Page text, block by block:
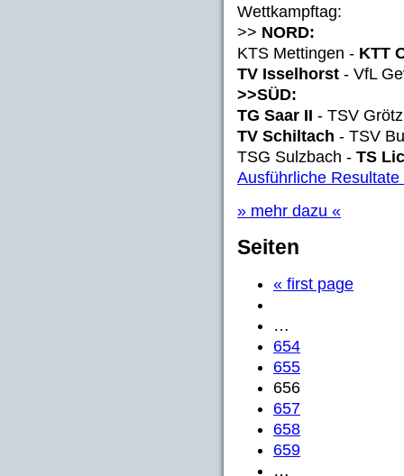
Wettkampftag:
>> NORD:
KTS Mettingen - KTT
TV Isselhorst - VfL
>>SÜD:
TG Saar II - TSV
TV Schiltach - TSV
TSG Sulzbach - TS
Ausführliche Resultate
» mehr dazu «
Seiten
« first page
…
654
655
656
657
658
659
…